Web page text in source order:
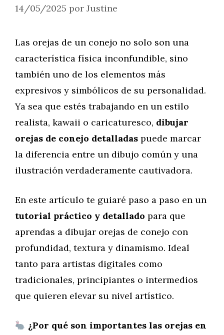
14/05/2025 por Justine
Las orejas de un conejo no solo son una
característica física inconfundible, sino
también uno de los elementos más
expresivos y simbólicos de su personalidad.
Ya sea que estés trabajando en un estilo
realista, kawaii o caricaturesco, dibujar
orejas de conejo detalladas puede marcar
la diferencia entre un dibujo común y una
ilustración verdaderamente cautivadora.
En este artículo te guiaré paso a paso en un
tutorial práctico y detallado para que
aprendas a dibujar orejas de conejo con
profundidad, textura y dinamismo. Ideal
tanto para artistas digitales como
tradicionales, principiantes o intermedios
que quieren elevar su nivel artístico.
¿Por qué son importantes las orejas en